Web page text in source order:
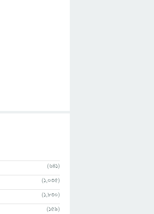
(641)
(1,035)
(1,830)
(159)